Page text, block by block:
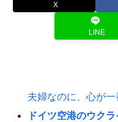
X
LINE
夫婦なのに、心が一
ドイツ空港のウク